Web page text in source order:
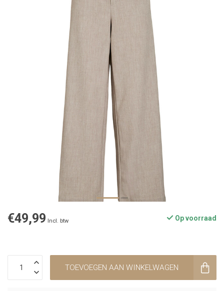
€49,99 Incl. btw Op voorraad
TOEVOEGEN AAN WINKELWAGEN